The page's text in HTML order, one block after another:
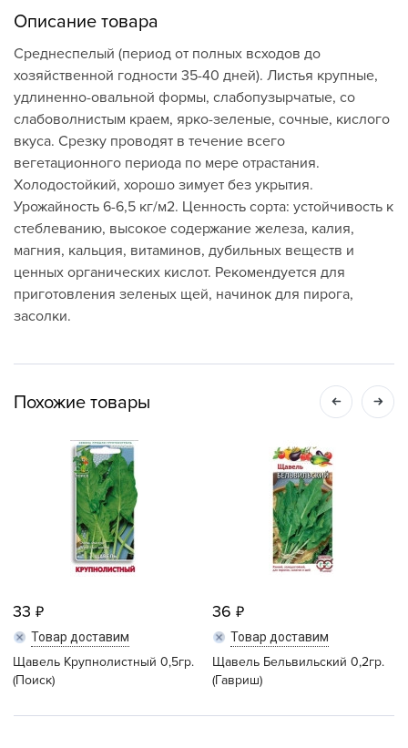
Описание товара
Среднеспелый (период от полных всходов до
хозяйственной годности 35-40 дней). Листья крупные,
удлиненно-овальной формы, слабопузырчатые, со
слабоволнистым краем, ярко-зеленые, сочные, кислого
вкуса. Срезку проводят в течение всего
вегетационного периода по мере отрастания.
Холодостойкий, хорошо зимует без укрытия.
Урожайность 6-6,5 кг/м2. Ценность сорта: устойчивость к
стеблеванию, высокое содержание железа, калия,
магния, кальция, витаминов, дубильных веществ и
ценных органических кислот. Рекомендуется для
приготовления зеленых щей, начинок для пирога,
засолки.
Похожие товары
33
Товар доставим
Щавель Крупнолистный 0,5гр.
(Поиск)
36
Товар доставим
Щавель Бельвильский 0,2гр.
(Гавриш)